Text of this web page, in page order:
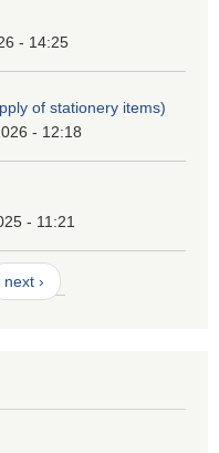
- 14:25
of stationery items)
- 12:18
- 11:21
next ›